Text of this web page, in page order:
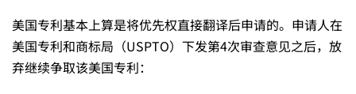
题，
国
美国专利基本上算是将优先权直接翻译后申请的。申请人在
美国专利和商标局（USPTO）下发第4次审查意见之后，放
弃继续争取该美国专利：